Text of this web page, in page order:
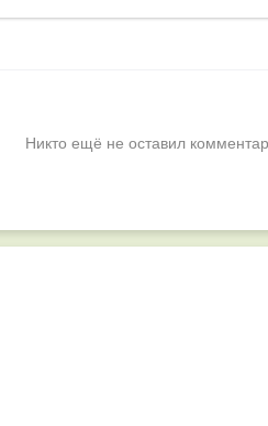
Никто ещё не оставил